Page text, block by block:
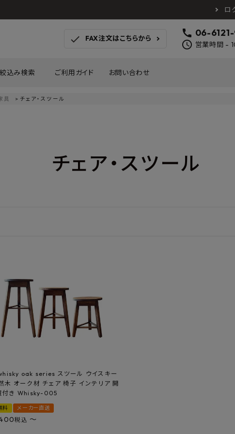
ロ
check FAX注文はこちらから call 06-
schedule 営業時間 -
タカラ産業
川口技研
絞込み検索 ご利用ガイド お問い合わせ
具 チェア・スツール
チェア・スツール
oak series スツール ウイスキー
木 オーク材 チェア 椅子 インテリア 開
付き Whisky-005
料 メーカー直送
税込 〜